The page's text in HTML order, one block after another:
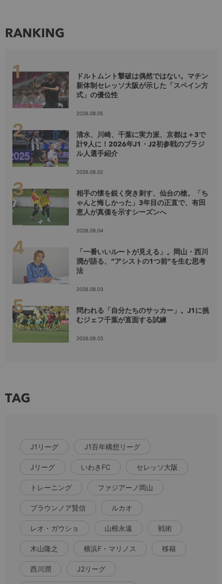
RANKING
ドルトムント撃破は偶然ではない。マチン
新体制セレッソ大阪が示した「スペイン方
式」の優位性
2026.08.05
清水、川崎、千葉に実力派、京都は＋3で
計9人に！2026年J1・J2初参戦のブラジ
ル人選手紹介
2026.08.02
相手の懐を鋭く突き刺す、仙台の槍。「ち
ゃんと悔しかった」3年目の正直で、有田
恵人が真価を示すシーズンへ
2026.08.04
「一番いいルートが見える」。岡山・西川
潤が語る、“アシストの1つ前”を生む思考
法
2026.08.03
問われる「自分たちのサッカー」。J1に挑
むジェフ千葉が直面する試練
2026.08.03
TAG
J1リーグ J1百年構想リーグ
Jリーグ いわきFC セレッソ大阪
トレーニング ファジアーノ岡山
ブラウンノア賢信 ルカオ
レオ・ガウショ 山根永遠 戦術
木山隆之 横浜F・マリノス 移籍
西川潤 J2リーグ